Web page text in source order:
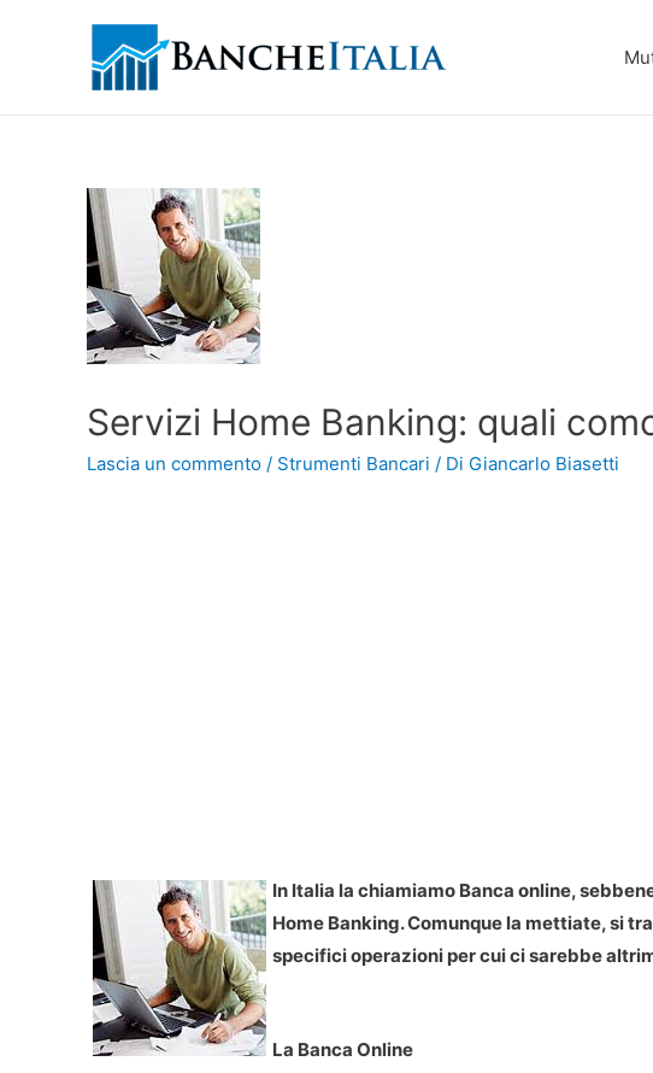
Servizi Home Banking: quali
Lascia un commento / Strumenti Bancari / Di Giancarlo Biasetti
In Italia la chiamiamo Banca online,
Home Banking. Comunque la mettiate, si
specifici operazioni per cui ci sarebbe
La Banca Online